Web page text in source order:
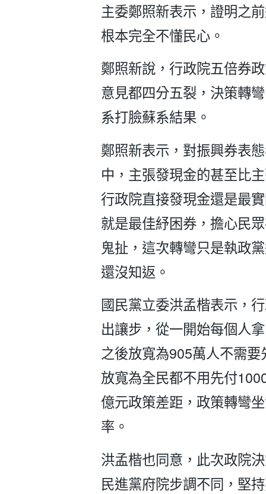
主委鄭照新表示，證明之
根本完全不懂民心。
鄭照新說，行政院五倍券
意見都四分五裂，決策轉
系打臉蘇系結果。
鄭照新表示，對振興券表
中，主張發現金的甚至比
行政院直接發現金還是最
就是最佳紓困券，擔心民
鬼扯，這次轉彎只是執政
還沒知返。
國民黨立委洪孟楷表示，
出讓步，從一開始每個人
之後放寬為905萬人不需
放寬為全民都不用先付
億元政策差距，政策轉彎
率。
洪孟楷也同意，此次政院
民進黨府院步調不同，堅